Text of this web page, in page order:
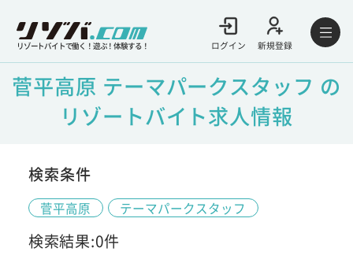
リゾートバイトで働く！遊ぶ！体験する！ ログイン 新規登録
菅平高原 テーマパークスタッフ の
リゾートバイト求人情報
検索条件
菅平高原 テーマパークスタッフ
検索結果:0件